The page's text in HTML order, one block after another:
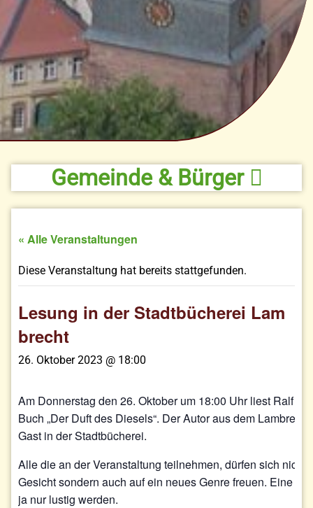
Gemeinde & Bürger
« Alle Veranstaltungen
Diese Veranstaltung hat bereits stattgefunden.
Lesung in der Stadtbücherei Lam
brecht
26. Oktober 2023 @ 18:00
Am Donnerstag den 26. Oktober um 18:00 Uhr liest Ralf
Buch „Der Duft des Diesels“. Der Autor aus dem
Gast in der Stadtbücherei.
Alle die an der Veranstaltung teilnehmen, dürfen sich nicht
Gesicht sondern auch auf ein neues Genre freuen. Eine
ja nur lustig werden.